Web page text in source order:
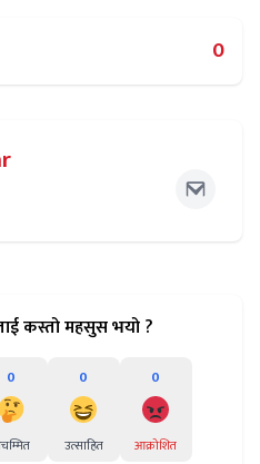
0
कस्तो महसुस भयो ?
0 0
उत्साहित
0
आक्रोशित